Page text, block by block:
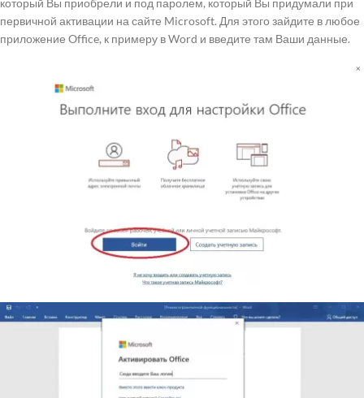
первичной активации на сайте Microsoft. Для этого зайдите в любое
приложение Office, к примеру в Word и введите там Ваши данные.